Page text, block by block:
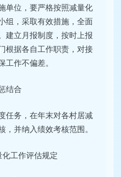
单位，要严格按照减量化
组，采取有效措施，全面
建立月报制度，按时上报
根据各自工作职责，对接
工作不偏差。
结合
任务，在年末对各村居减
，并纳入绩效考核范围。
化工作评估规定